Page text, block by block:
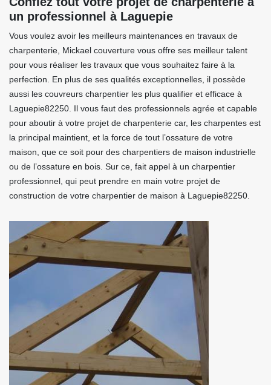
un professionnel à Laguepie
Vous voulez avoir les meilleurs maintenances en travaux de
charpenterie, Mickael couverture vous offre ses meilleur talent
pour vous réaliser les travaux que vous souhaitez faire à la
perfection. En plus de ses qualités exceptionnelles, il possède
aussi les couvreurs charpentier les plus qualifier et efficace à
Laguepie82250. Il vous faut des professionnels agrée et capable
pour aboutir à votre projet de charpenterie car, les charpentes est
la principal maintient, et la force de tout l’ossature de votre
maison, que ce soit pour des charpentiers de maison industrielle
ou de l’ossature en bois. Sur ce, fait appel à un charpentier
professionnel, qui peut prendre en main votre projet de
construction de votre charpentier de maison à Laguepie82250.